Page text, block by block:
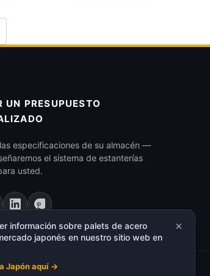
UN PRESUPUESTO
especificaciones de su almacén —
el sistema de estanterías
usted.
Política de Privacidad
información sobre palets de acero
japonés en nuestro sitio web en
Japón aquí →
×